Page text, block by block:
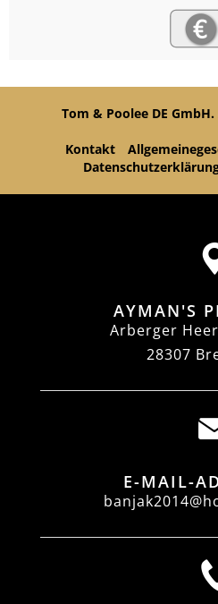
Tom & Poolee DE
Kontakt
AYMAN'S
Arberger
28307
E-MAIL-